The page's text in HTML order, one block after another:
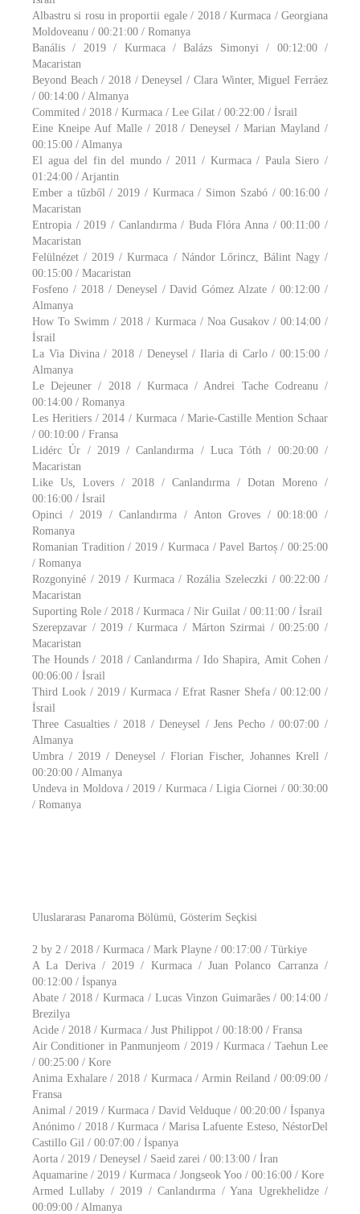
Albastru si rosu in proportii egale / 2018 / Kurmaca / Georgiana
Moldoveanu / 00:21:00 / Romanya
Banális / 2019 / Kurmaca / Balázs Simonyi / 00:12:00 /
Macaristan
Beyond Beach / 2018 / Deneysel / Clara Winter, Miguel Ferráez
/ 00:14:00 / Almanya
Commited / 2018 / Kurmaca / Lee Gilat / 00:22:00 / İsrail
Eine Kneipe Auf Malle / 2018 / Deneysel / Marian Mayland /
00:15:00 / Almanya
El agua del fin del mundo / 2011 / Kurmaca / Paula Siero /
01:24:00 / Arjantin
Ember a tűzből / 2019 / Kurmaca / Simon Szabó / 00:16:00 /
Macaristan
Entropia / 2019 / Canlandırma / Buda Flóra Anna / 00:11:00 /
Macaristan
Felülnézet / 2019 / Kurmaca / Nándor Lőrincz, Bálint Nagy /
00:15:00 / Macaristan
Fosfeno / 2018 / Deneysel / David Gómez Alzate / 00:12:00 /
Almanya
How To Swimm / 2018 / Kurmaca / Noa Gusakov / 00:14:00 /
İsrail
La Via Divina / 2018 / Deneysel / Ilaria di Carlo / 00:15:00 /
Almanya
Le Dejeuner / 2018 / Kurmaca / Andrei Tache Codreanu /
00:14:00 / Romanya
Les Heritiers / 2014 / Kurmaca / Marie-Castille Mention Schaar
/ 00:10:00 / Fransa
Lidérc Úr / 2019 / Canlandırma / Luca Tóth / 00:20:00 /
Macaristan
Like Us, Lovers / 2018 / Canlandırma / Dotan Moreno /
00:16:00 / İsrail
Opinci / 2019 / Canlandırma / Anton Groves / 00:18:00 /
Romanya
Romanian Tradition / 2019 / Kurmaca / Pavel Bartoș / 00:25:00
/ Romanya
Rozgonyiné / 2019 / Kurmaca / Rozália Szeleczki / 00:22:00 /
Macaristan
Suporting Role / 2018 / Kurmaca / Nir Guilat / 00:11:00 / İsrail
Szerepzavar / 2019 / Kurmaca / Márton Szirmai / 00:25:00 /
Macaristan
The Hounds / 2018 / Canlandırma / Ido Shapira, Amit Cohen /
00:06:00 / İsrail
Third Look / 2019 / Kurmaca / Efrat Rasner Shefa / 00:12:00 /
İsrail
Three Casualties / 2018 / Deneysel / Jens Pecho / 00:07:00 /
Almanya
Umbra / 2019 / Deneysel / Florian Fischer, Johannes Krell /
00:20:00 / Almanya
Undeva in Moldova / 2019 / Kurmaca / Ligia Ciornei / 00:30:00
/ Romanya
Uluslararası Panaroma Bölümü, Gösterim Seçkisi
2 by 2 / 2018 / Kurmaca / Mark Playne / 00:17:00 / Türkiye
A La Deriva / 2019 / Kurmaca / Juan Polanco Carranza /
00:12:00 / İspanya
Abate / 2018 / Kurmaca / Lucas Vinzon Guimarães / 00:14:00 /
Brezilya
Acide / 2018 / Kurmaca / Just Philippot / 00:18:00 / Fransa
Air Conditioner in Panmunjeom / 2019 / Kurmaca / Taehun Lee
/ 00:25:00 / Kore
Anima Exhalare / 2018 / Kurmaca / Armin Reiland / 00:09:00 /
Fransa
Animal / 2019 / Kurmaca / David Velduque / 00:20:00 / İspanya
Anónimo / 2018 / Kurmaca / Marisa Lafuente Esteso, NéstorDel
Castillo Gil / 00:07:00 / İspanya
Aorta / 2019 / Deneysel / Saeid zarei / 00:13:00 / İran
Aquamarine / 2019 / Kurmaca / Jongseok Yoo / 00:16:00 / Kore
Armed Lullaby / 2019 / Canlandırma / Yana Ugrekhelidze /
00:09:00 / Almanya